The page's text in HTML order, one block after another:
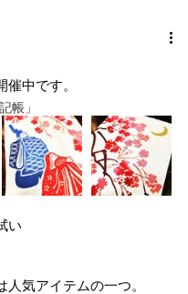
帳」
催中です。
い
人気アイテムの一つ。